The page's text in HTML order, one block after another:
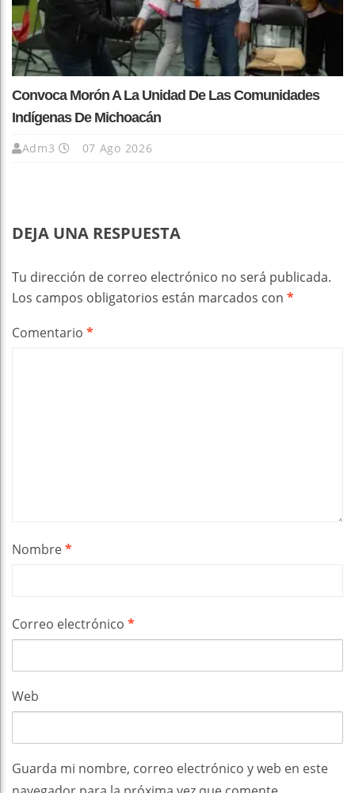
Convoca Morón A La Unidad De Las Comunidades
Indígenas De Michoacán
Adm3 07 Ago 2026
DEJA UNA RESPUESTA
Tu dirección de correo electrónico no será publicada.
Los campos obligatorios están marcados con *
Comentario *
Nombre*
Correo electrónico *
Web
Guarda mi nombre, correo electrónico y web en este